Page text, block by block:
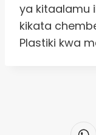
ya kitaalamu
kikata
Plastiki kwa